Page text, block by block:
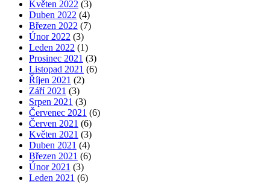
Květen 2022 (3)
Duben 2022 (4)
Březen 2022 (7)
Únor 2022 (3)
Leden 2022 (1)
Prosinec 2021 (3)
Listopad 2021 (6)
Říjen 2021 (2)
Září 2021 (3)
Srpen 2021 (3)
Červenec 2021 (6)
Červen 2021 (6)
Květen 2021 (3)
Duben 2021 (4)
Březen 2021 (6)
Únor 2021 (3)
Leden 2021 (6)